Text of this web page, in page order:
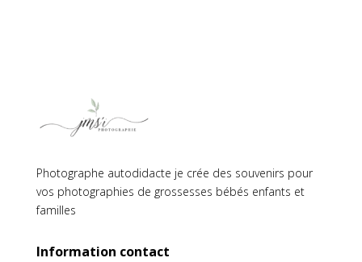
Photographe autodidacte je crée des souvenirs pour
vos photographies de grossesses bébés enfants et
familles
Information contact